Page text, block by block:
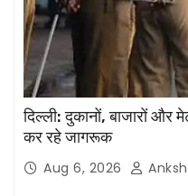
दिल्ली: दुकानों, बाजारों और
कर रहे जागरूक
Aug 6, 2026